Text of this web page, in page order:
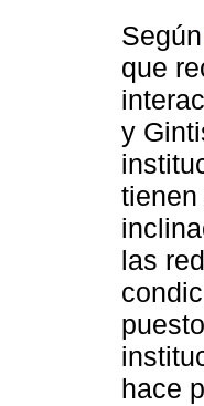
Según
que
y
las
hace